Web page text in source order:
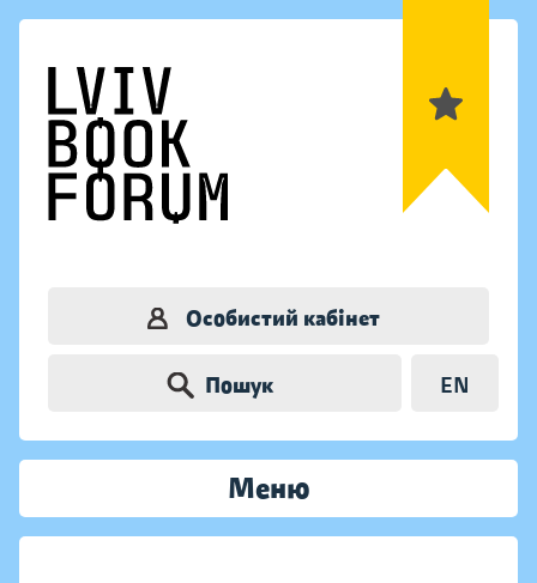
Особистий кабінет
Пошук EN
Меню